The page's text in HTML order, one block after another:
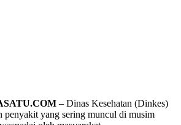
– Dinas Kesehatan (Dinkes)
penyakit yang sering muncul di musim